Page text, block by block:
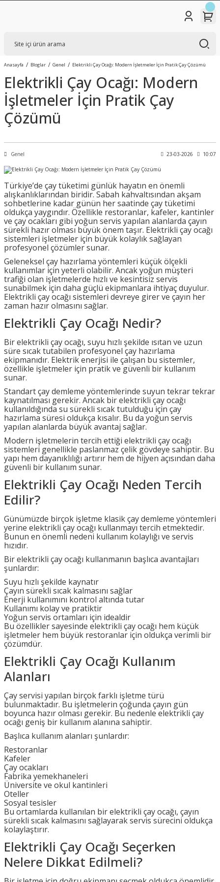
Anasayfa Bloglar Genel Elektrikli Çay Ocağı: Modern İşletmeler İçin Pratik Çay Çözümü
Elektrikli Çay Ocağı: Modern
İşletmeler İçin Pratik Çay
Çözümü
Genel 23-03-2026 10:07
Türkiye’de çay tüketimi günlük hayatın en önemli
alışkanlıklarından biridir. Sabah kahvaltısından akşam
sohbetlerine kadar günün her saatinde çay tüketimi
oldukça yaygındır. Özellikle restoranlar, kafeler, kantinler
ve çay ocakları gibi yoğun servis yapılan alanlarda çayın
sürekli hazır olması büyük önem taşır. Elektrikli çay ocağı
sistemleri işletmeler için büyük kolaylık sağlayan
profesyonel çözümler sunar.
Geleneksel çay hazırlama yöntemleri küçük ölçekli
kullanımlar için yeterli olabilir. Ancak yoğun müşteri
trafiği olan işletmelerde hızlı ve kesintisiz servis
sunabilmek için daha güçlü ekipmanlara ihtiyaç duyulur.
Elektrikli çay ocağı sistemleri devreye girer ve çayın her
zaman hazır olmasını sağlar.
Elektrikli Çay Ocağı Nedir?
Bir elektrikli çay ocağı, suyu hızlı şekilde ısıtan ve uzun
süre sıcak tutabilen profesyonel çay hazırlama
ekipmanıdır. Elektrik enerjisi ile çalışan bu sistemler,
özellikle işletmeler için pratik ve güvenli bir kullanım
sunar.
Standart çay demleme yöntemlerinde suyun tekrar tekrar
kaynatılması gerekir. Ancak bir elektrikli çay ocağı
kullanıldığında su sürekli sıcak tutulduğu için çay
hazırlama süresi oldukça kısalır. Bu da yoğun servis
yapılan alanlarda büyük avantaj sağlar.
Modern işletmelerin tercih ettiği elektrikli çay ocağı
sistemleri genellikle paslanmaz çelik gövdeye sahiptir. Bu
yapı hem dayanıklılığı artırır hem de hijyen açısından daha
güvenli bir kullanım sunar.
Elektrikli Çay Ocağı Neden Tercih
Edilir?
Günümüzde birçok işletme klasik çay demleme yöntemleri
yerine elektrikli çay ocağı kullanmayı tercih etmektedir.
Bunun en önemli nedeni kullanım kolaylığı ve servis
hızıdır.
Bir elektrikli çay ocağı kullanmanın başlıca avantajları
şunlardır:
Suyu hızlı şekilde kaynatır
Çayın sürekli sıcak kalmasını sağlar
Enerji kullanımını kontrol altında tutar
Kullanımı kolay ve pratiktir
Yoğun servis ortamları için idealdir
Bu özellikler sayesinde elektrikli çay ocağı hem küçük
işletmeler hem büyük restoranlar için oldukça verimli bir
çözümdür.
Elektrikli Çay Ocağı Kullanım
Alanları
Çay servisi yapılan birçok farklı işletme türü
bulunmaktadır. Bu işletmelerin çoğunda çayın gün
boyunca hazır olması gerekir. Bu nedenle elektrikli çay
ocağı geniş bir kullanım alanına sahiptir.
Başlıca kullanım alanları şunlardır:
Restoranlar
Kafeler
Çay ocakları
Fabrika yemekhaneleri
Üniversite ve okul kantinleri
Oteller
Sosyal tesisler
Bu ortamlarda kullanılan bir elektrikli çay ocağı, çayın
sürekli sıcak kalmasını sağlayarak servis sürecini oldukça
kolaylaştırır.
Elektrikli Çay Ocağı Seçerken
Nelere Dikkat Edilmeli?